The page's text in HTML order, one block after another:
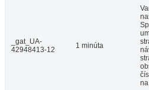
_gat_UA-
42948413-12
1 minúta